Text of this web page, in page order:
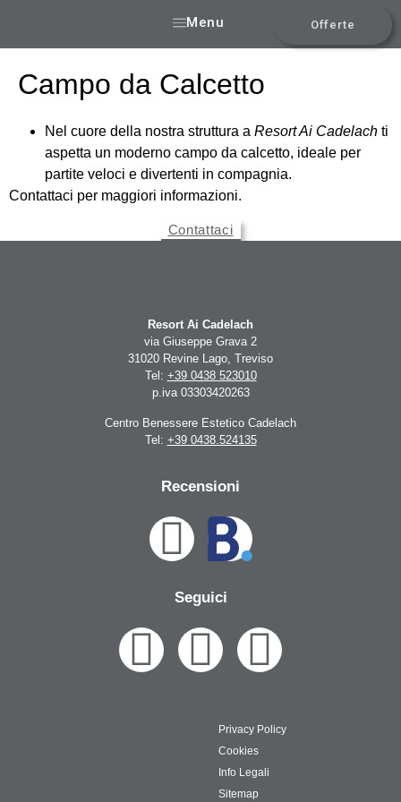
Menu Offerte
Campo da Calcetto
Nel cuore della nostra struttura a Resort Ai Cadelach ti
aspetta un moderno campo da calcetto, ideale per
partite veloci e divertenti in compagnia.
Contattaci per maggiori informazioni.
Contattaci
Resort Ai Cadelach
via Giuseppe Grava 2
31020 Revine Lago, Treviso
Tel: +39 0438 523010
p.iva 03303420263
Centro Benessere Estetico Cadelach
Tel: +39 0438.524135
Recensioni
Seguici
Privacy Policy
Cookies
Info Legali
Sitemap